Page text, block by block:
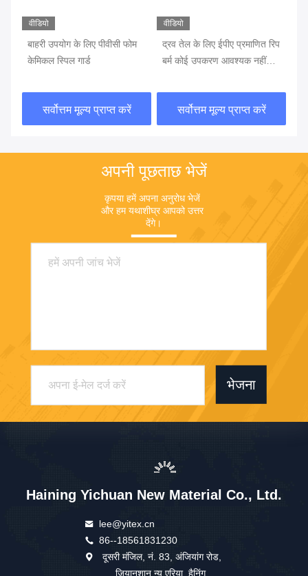
वीडियो
बाहरी उपयोग के लिए पीवीसी फोम
केमिकल स्पिल गार्ड
सर्वोत्तम मूल्य प्राप्त करें
वीडियो
द्रव तेल के लिए ईपीए प्रमाणित रिप
बर्म कोई उपकरण आवश्यक नहीं
सर्वोत्तम मूल्य प्राप्त करें
अपनी पूछताछ भेजें
कृपया हमें अपना अनुरोध भेजें
और हम यथाशीघ्र आपको उत्तर
देंगे।
भेजना
Haining Yichuan New Material Co., Ltd.
lee@yitex.cn
86--18561831230
दूसरी मंजिल, नं. 83, अंजियांग रोड,
जियानशान न्यू एरिया, हैनिंग,